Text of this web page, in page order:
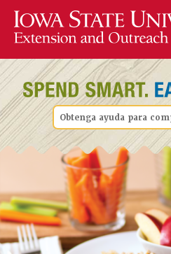
Obtenga ayuda para